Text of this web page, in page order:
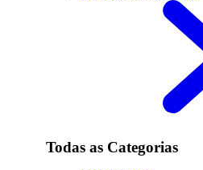
Todas as Categorias